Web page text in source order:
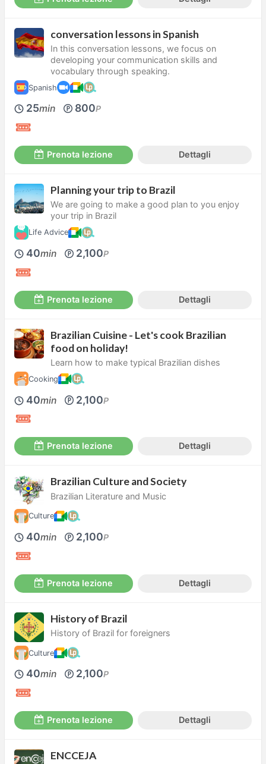
conversation lessons in Spanish
In this conversation lessons, we focus on
developing your communication skills and
vocabulary through speaking.
Spanish
25min 800P
Prenota lezione Dettagli
Planning your trip to Brazil
We are going to make a good plan to you enjoy
your trip in Brazil
Life Advice
40min 2,100P
Prenota lezione Dettagli
Brazilian Cuisine - Let's cook Brazilian
food on holiday!
Learn how to make typical Brazilian dishes
Cooking
40min 2,100P
Prenota lezione Dettagli
Brazilian Culture and Society
Brazilian Literature and Music
Culture
40min 2,100P
Prenota lezione Dettagli
History of Brazil
History of Brazil for foreigners
Culture
40min 2,100P
Prenota lezione Dettagli
ENCCEJA